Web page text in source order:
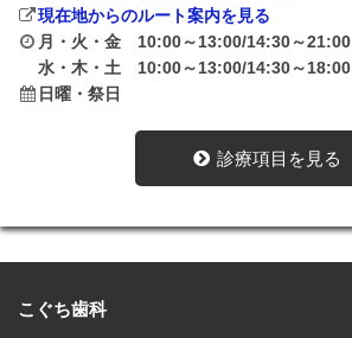
現在地からのルート案内を見る
月・火・金 10:00～13:00/14:30～21:00
水・木・土 10:00～13:00/14:30～18:00
日曜・祭日
診療項目を見る
こぐち歯科